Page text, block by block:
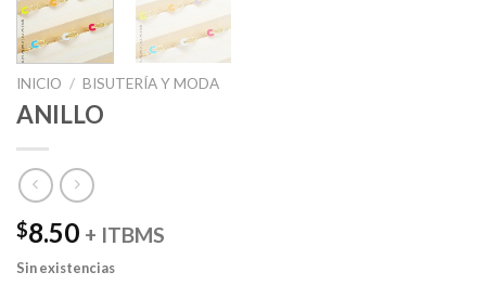
INICIO / BISUTERÍA Y MODA
ANILLO
$8.50 + ITBMS
Sin existencias